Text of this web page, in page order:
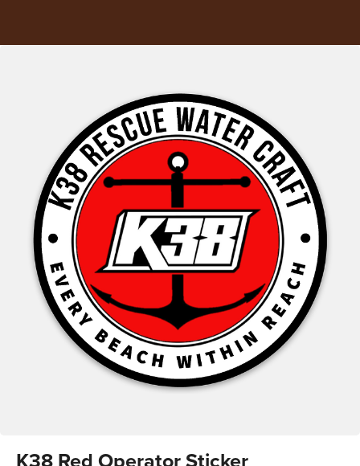
K38 Red Operator Sticker